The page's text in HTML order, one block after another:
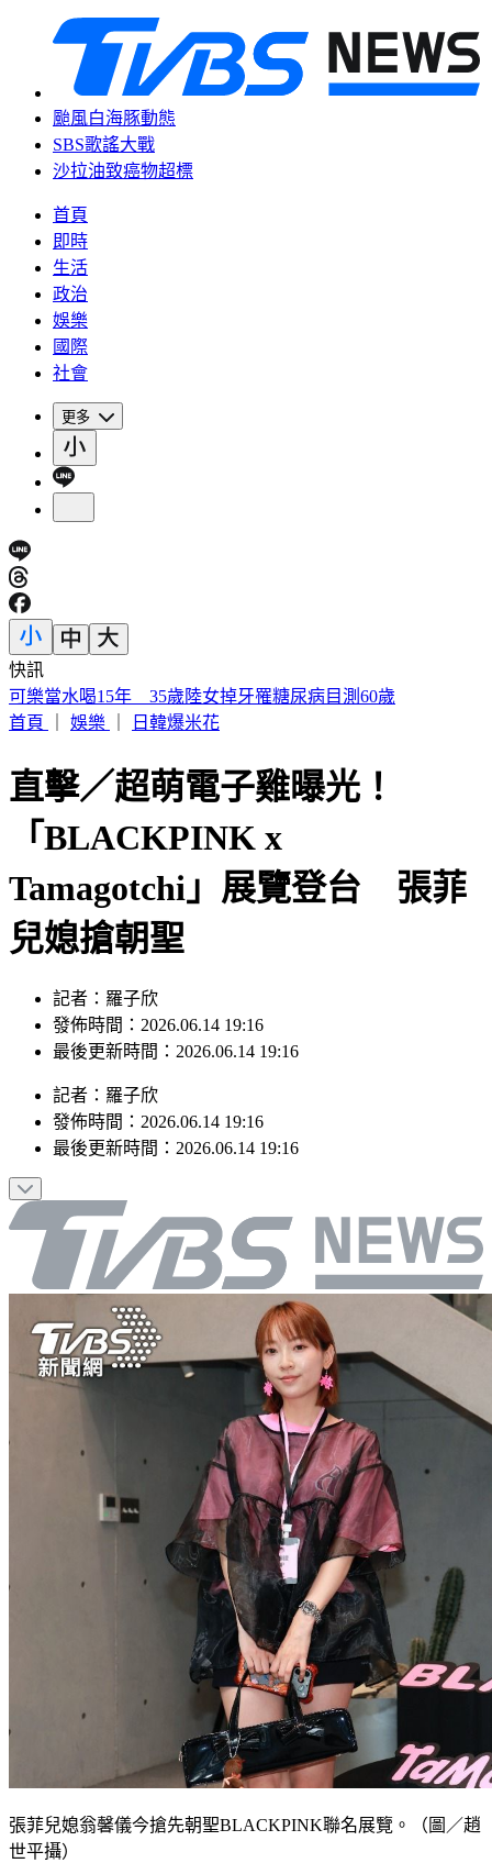
颱風白海豚動態
SBS歌謠大戰
沙拉油致癌物超標
首頁
即時
生活
政治
娛樂
國際
社會
更多
快訊
IU無預警召喚前男友 韓網替「她」心疼：很不舒服
首頁
娛樂 日韓爆米花
直擊／超萌電子雞曝光！
「BLACKPINK x
Tamagotchi」展覽登台 張菲
兒媳搶朝聖
記者：羅子欣
發佈時間：2026.06.14 19:16
最後更新時間：2026.06.14 19:16
記者 ： 羅子欣
發佈時間： 2026.06.14 19:16
最後更新時間： 2026.06.14 19:16
張菲兒媳翁馨儀今搶先朝聖BLACKPINK聯名展覽。（圖／趙
世平攝）